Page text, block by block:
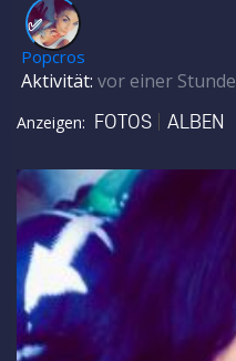
✅
Popcros
Aktivität: vor einer Stunde
Anzeigen: FOTOS ALBEN